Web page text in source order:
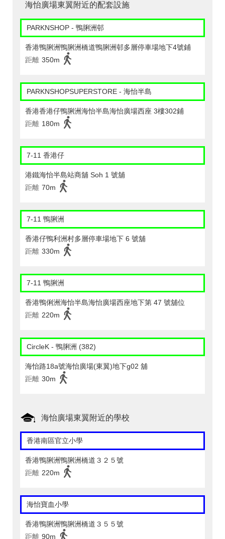
海怡廣場東翼附近的配套設施
PARKNSHOP - 鴨脷洲邨
香港鴨脷洲鴨脷洲橋道鴨脷洲邨多層停車場地下4號鋪
距離 350m
PARKNSHOPSUPERSTORE - 海怡半島
香港香港仔鴨脷洲海怡半島海怡廣場西座 3樓302鋪
距離 180m
7-11 香港仔
港鐵海怡半島站商舖 Soh 1 號舖
距離 70m
7-11 鴨脷洲
香港仔鴨利洲村多層停車場地下 6 號舖
距離 330m
7-11 鴨脷洲
香港鴨俐洲海怡半島海怡廣場西座地下第 47 號舖位
距離 220m
CircleK - 鴨脷洲 (382)
海怡路18a號海怡廣場(東翼)地下g02 舖
距離 30m
海怡廣場東翼附近的學校
香港南區官立小學
香港鴨脷洲鴨脷洲橋道３２５號
距離 220m
海怡寶血小學
香港鴨脷洲鴨脷洲橋道３５５號
距離 90m